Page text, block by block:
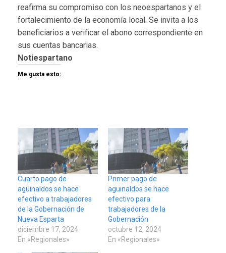
reafirma su compromiso con los neoespartanos y el
fortalecimiento de la economía local. Se invita a los
beneficiarios a verificar el abono correspondiente en
sus cuentas bancarias.
Notiespartano
Me gusta esto:
Cuarto pago de
aguinaldos se hace
efectivo a trabajadores
de la Gobernación de
Nueva Esparta
diciembre 17, 2024
En «Regionales»
Primer pago de
aguinaldos se hace
efectivo para
trabajadores de la
Gobernación
octubre 12, 2024
En «Regionales»